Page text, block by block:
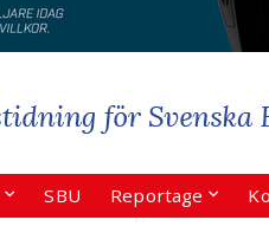
SBU Reportage